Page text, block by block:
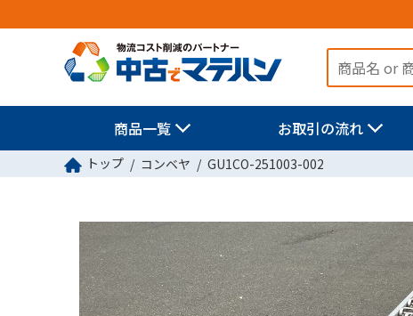
商品一覧 お取引の流れ
トップ コンベヤ GU1CO-251003-002